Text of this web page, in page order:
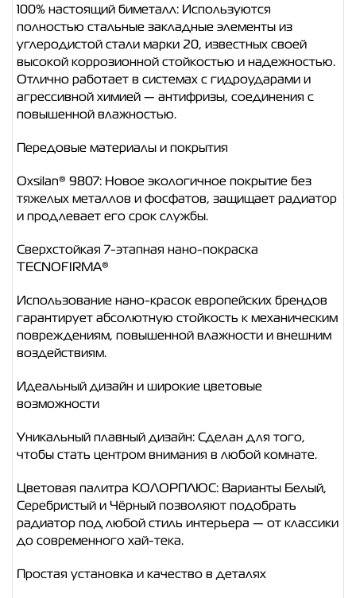
100% настоящий биметалл: Используются
полностью стальные закладные элементы из
углеродистой стали марки 20, известных своей
высокой коррозионной стойкостью и надежностью.
Отлично работает в системах с гидроударами и
агрессивной химией — антифризы, соединения с
повышенной влажностью.
Передовые материалы и покрытия
Oxsilan® 9807: Новое экологичное покрытие без
тяжелых металлов и фосфатов, защищает радиатор
и продлевает его срок службы.
Сверхстойкая 7-этапная нано-покраска
TECNOFIRMA®
Использование нано-красок европейских брендов
гарантирует абсолютную стойкость к механическим
повреждениям, повышенной влажности и внешним
воздействиям.
Идеальный дизайн и широкие цветовые
возможности
Уникальный плавный дизайн: Сделан для того,
чтобы стать центром внимания в любой комнате.
Цветовая палитра КОЛОРПЛЮС: Варианты Белый,
Серебристый и Чёрный позволяют подобрать
радиатор под любой стиль интерьера — от классики
до современного хай-тека.
Простая установка и качество в деталях